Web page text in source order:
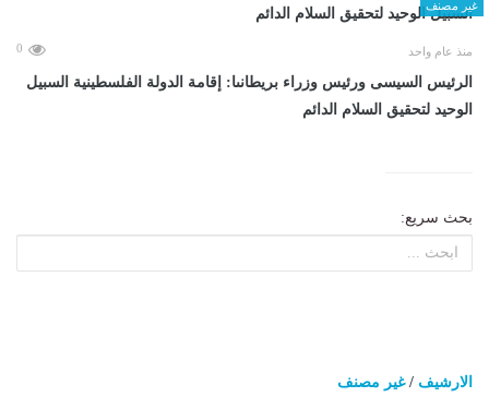
غير مصنف
منذ عام واحد 0
الرئيس السيسى ورئيس وزراء بريطانىا: إقامة الدولة الفلسطينية السبيل
الوحيد لتحقيق السلام الدائم
بحث سريع:
الارشيف /غير مصنف